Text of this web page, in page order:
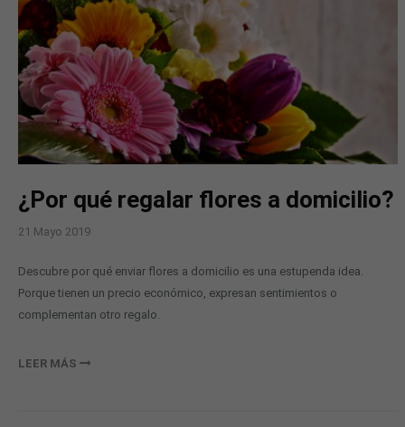
¿Por qué regalar flores a domicilio?
21 Mayo 2019
Descubre por qué enviar flores a domicilio es una estupenda idea.
Porque tienen un precio económico, expresan sentimientos o
complementan otro regalo.
LEER MÁS